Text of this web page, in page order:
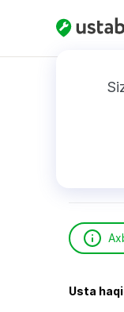
Bosh
Usta